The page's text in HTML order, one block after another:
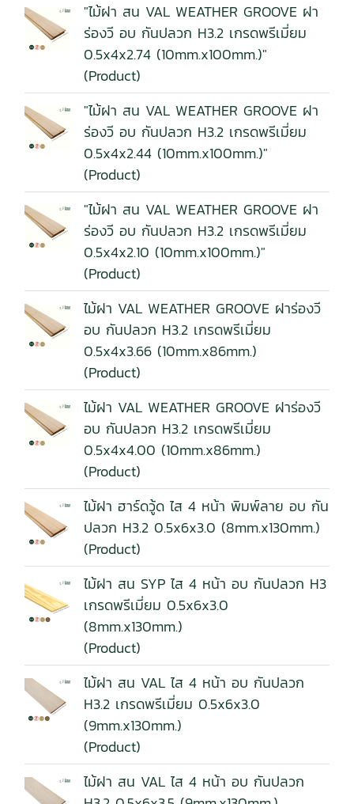
"ไม้ฝา สน VAL WEATHER GROOVE ฝา
ร่องวี อบ กันปลวก H3.2 เกรดพรีเมี่ยม
0.5x4x2.74 (10mm.x100mm.)"
(Product)
"ไม้ฝา สน VAL WEATHER GROOVE ฝา
ร่องวี อบ กันปลวก H3.2 เกรดพรีเมี่ยม
0.5x4x2.44 (10mm.x100mm.)"
(Product)
"ไม้ฝา สน VAL WEATHER GROOVE ฝา
ร่องวี อบ กันปลวก H3.2 เกรดพรีเมี่ยม
0.5x4x2.10 (10mm.x100mm.)"
(Product)
ไม้ฝา VAL WEATHER GROOVE ฝาร่องวี
อบ กันปลวก H3.2 เกรดพรีเมี่ยม
0.5x4x3.66 (10mm.x86mm.)
(Product)
ไม้ฝา VAL WEATHER GROOVE ฝาร่องวี
อบ กันปลวก H3.2 เกรดพรีเมี่ยม
0.5x4x4.00 (10mm.x86mm.)
(Product)
ไม้ฝา ฮาร์ดวู้ด ไส 4 หน้า พิมพ์ลาย อบ กัน
ปลวก H3.2 0.5x6x3.0 (8mm.x130mm.)
(Product)
ไม้ฝา สน SYP ไส 4 หน้า อบ กันปลวก H3
เกรดพรีเมี่ยม 0.5x6x3.0
(8mm.x130mm.)
(Product)
ไม้ฝา สน VAL ไส 4 หน้า อบ กันปลวก
H3.2 เกรดพรีเมี่ยม 0.5x6x3.0
(9mm.x130mm.)
(Product)
ไม้ฝา สน VAL ไส 4 หน้า อบ กันปลวก